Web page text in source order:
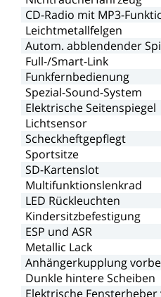
CD-Radio mit MP3-
Leichtmetallfelgen
Autom. abblendender
Full-/Smart-Link
Funkfernbedienung
Spezial-Sound-System
ElektrischeSeitenspiegel
Lichtsensor
Scheckheftgepflegt
Sportsitze
SD-Kartenslot
Multifunktionslenkrad
LED Rückleuchten
Kindersitzbefestigung
ESP und ASR
Metallic Lack
Anhängerkupplung
Dunkle hintereScheiben
Elektrische Fensterheber